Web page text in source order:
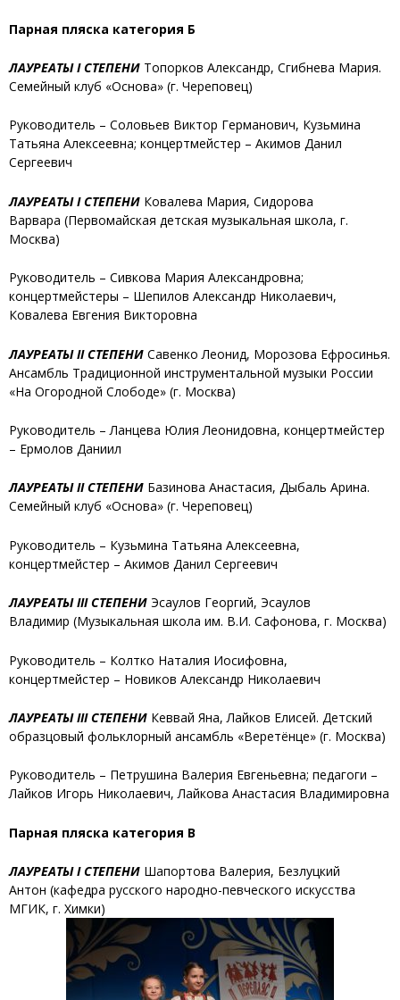
Парная пляска категория Б
ЛАУРЕАТЫ I СТЕПЕНИ Топорков Александр, Сгибнева Мария.
Семейный клуб «Основа» (г. Череповец)
Руководитель – Соловьев Виктор Германович, Кузьмина
Татьяна Алексеевна; концертмейстер – Акимов Данил
Сергеевич
ЛАУРЕАТЫ I СТЕПЕНИ Ковалева Мария, Сидорова
Варвара (Первомайская детская музыкальная школа, г.
Москва)
Руководитель – Сивкова Мария Александровна;
концертмейстеры – Шепилов Александр Николаевич,
Ковалева Евгения Викторовна
ЛАУРЕАТЫ II СТЕПЕНИ Савенко Леонид, Морозова Ефросинья.
Ансамбль Традиционной инструментальной музыки России
«На Огородной Слободе» (г. Москва)
Руководитель – Ланцева Юлия Леонидовна, концертмейстер
– Ермолов Даниил
ЛАУРЕАТЫ II СТЕПЕНИ Базинова Анастасия, Дыбаль Арина.
Семейный клуб «Основа» (г. Череповец)
Руководитель – Кузьмина Татьяна Алексеевна,
концертмейстер – Акимов Данил Сергеевич
ЛАУРЕАТЫ III СТЕПЕНИ Эсаулов Георгий, Эсаулов
Владимир (Музыкальная школа им. В.И. Сафонова, г. Москва)
Руководитель – Колтко Наталия Иосифовна,
концертмейстер – Новиков Александр Николаевич
ЛАУРЕАТЫ III СТЕПЕНИ Кеввай Яна, Лайков Елисей. Детский
образцовый фольклорный ансамбль «Веретёнце» (г. Москва)
Руководитель – Петрушина Валерия Евгеньевна; педагоги –
Лайков Игорь Николаевич, Лайкова Анастасия Владимировна
Парная пляска категория В
ЛАУРЕАТЫ I СТЕПЕНИ Шапортова Валерия, Безлуцкий
Антон (кафедра русского народно-певческого искусства
МГИК, г. Химки)